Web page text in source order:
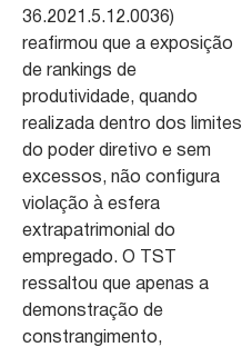
36.2021.5.12.0036)
reafirmou que a exposição
de rankings de
produtividade, quando
realizada dentro dos limites
do poder diretivo e sem
excessos, não configura
violação à esfera
extrapatrimonial do
empregado. O TST
ressaltou que apenas a
demonstração de
constrangimento,